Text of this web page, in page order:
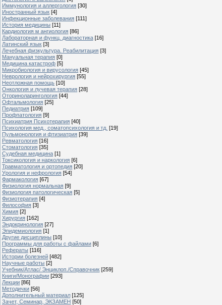
Иммунология и аллергология [30]
Иностранный язык [4]
Инфекционные заболевания [111]
История медицины [11]
Кардиология м ангиология [86]
Лабораторная и функц. диагностика [16]
Латинский язык [3]
Лечебная физкультура. Реабилитация [3]
Мануальная терапия [0]
Медицина катастроф [5]
Микробиология и вирусология [45]
Неврология и нейрохирургия [55]
Неотложная помощь [10]
Онкология и лучевая терапия [28]
Оториноларингология [44]
Офтальмология [25]
Педиатрия [109]
Профпатология [9]
Психиатрия Психотерапия [40]
Психология мед., соматопсихология и тд. [19]
Пульмонология и фтизиатрия [39]
Ревматология [16]
Стоматология [35]
Судебная медицина [1]
Токсикология и наркология [6]
Травматология и ортопедия [20]
Урология и нефрология [54]
Фармакология [67]
Физиология нормальная [9]
Физиология патологическая [5]
Физиотерапия [4]
Философия [3]
Химия [2]
Хирургия [162]
Эндокринология [27]
Эпидемиология [1]
Другие дисциплины [10]
Программы для работы с файлами [6]
Рефераты [116]
Истории болезней [482]
Научные работы [2]
Учебник/Атлас/ Энциклоп./Справочник [259]
Книги/Монографии [293]
Лекции [86]
Методички [56]
Дополнительный материал [125]
Зачет, Семинар, ЭКЗАМЕН [50]